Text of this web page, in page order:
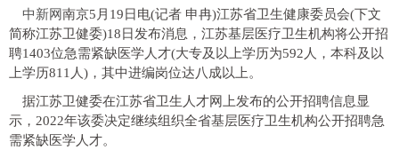
中新网南京5月19日电(记者 申冉)江苏省卫生健康委员会(下文
简称江苏卫健委)18日发布消息，江苏基层医疗卫生机构将公开招
聘1403位急需紧缺医学人才(大专及以上学历为592人，本科及以
上学历811人)，其中进编岗位达八成以上。
据江苏卫健委在江苏省卫生人才网上发布的公开招聘信息显
示，2022年该委决定继续组织全省基层医疗卫生机构公开招聘急
需紧缺医学人才。